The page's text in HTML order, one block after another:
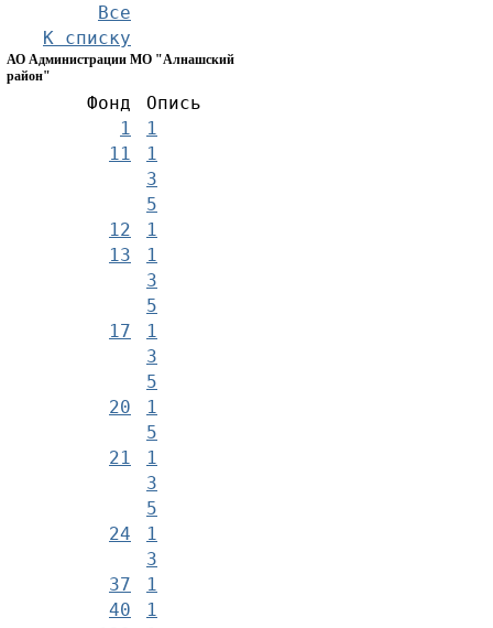
Все
К списку
АО Администрации МО "Алнашский
район"
Фонд
Опись
1
1
11
1
3
5
12
1
13
1
3
5
17
1
3
5
20
1
5
21
1
3
5
24
1
3
37
1
40
1